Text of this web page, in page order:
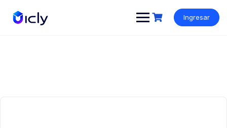
Ingresar